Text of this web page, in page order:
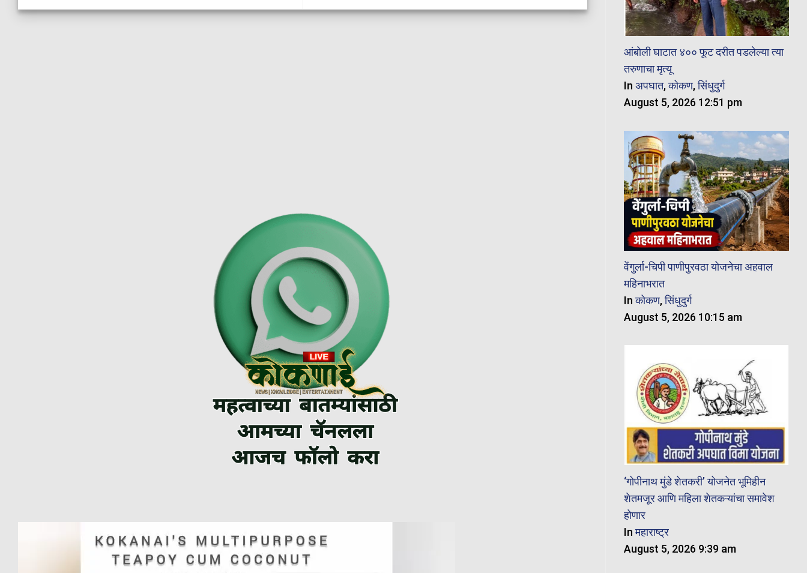
आंबोली घाटात ४०० फूट दरीत पडलेल्या त्या
तरुणाचा मृत्यू
In अपघात,कोकण,सिंधुदुर्ग
August 5, 2026 12:51 pm
वेंगुर्ला-चिपी पाणीपुरवठा योजनेचा अहवाल
महिनाभरात
Inकोकण,सिंधुदुर्ग
August 5, 2026 10:15 am
‘गोपीनाथ मुंडे शेतकरी’ योजनेत भूमिहीन
शेतमजूर आणि महिला शेतकऱ्यांचा समावेश
होणार
Inमहाराष्ट्र
August 5, 2026 9:39 am